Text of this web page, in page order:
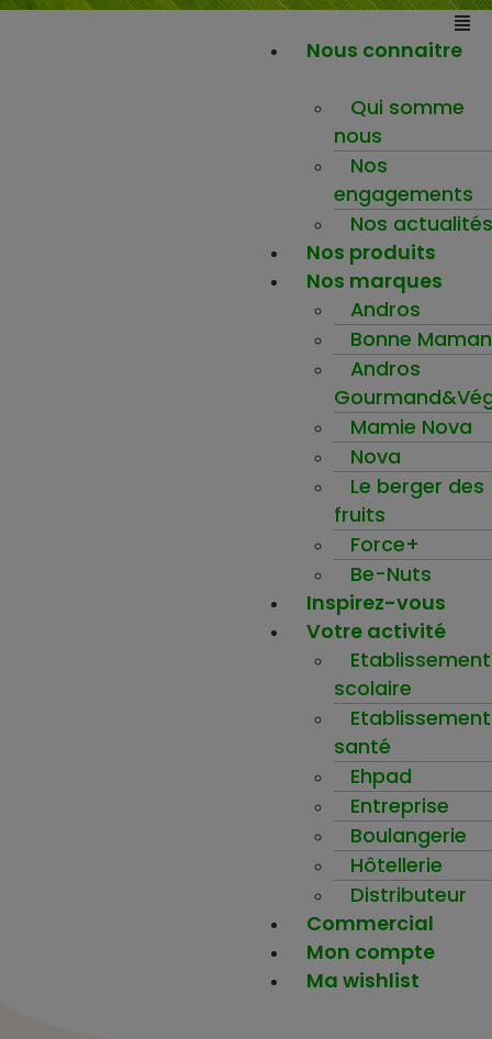
Nous connaitre
Qui somme
nous
Nos
engagements
Nos actualités
Nos produits
Nos marques
Andros
Bonne Maman
Andros
Mamie Nova
Nova
Le berger des
fruits
Force+
Be-Nuts
Inspirez-vous
Votre activité
Etablissement
scolaire
santé
Ehpad
Entreprise
Boulangerie
Hôtellerie
Distributeur
Commercial
Mon compte
Ma wishlist